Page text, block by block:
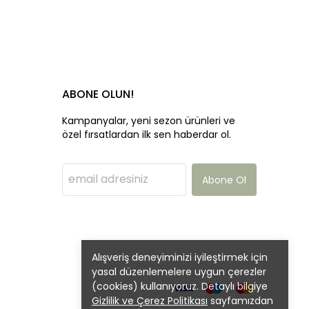
Alışveriş deneyiminizi iyileştirmek için
yasal düzenlemelere uygun çerezler
(cookies) kullanıyoruz. Detaylı bilgiye
Gizlilik ve Çerez Politikası sayfamızdan
ABONE OLUN!
Kampanyalar, yeni sezon ürünleri ve
özel fırsatlardan ilk sen haberdar ol.
Abone Ol